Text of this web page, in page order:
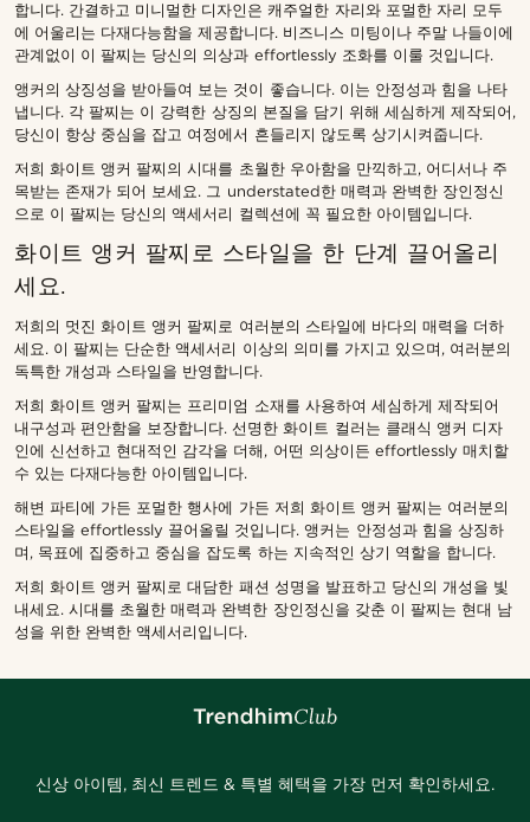
합니다. 간결하고 미니멀한 디자인은 캐주얼한 자리와 포멀한 자리 모두
에 어울리는 다재다능함을 제공합니다. 비즈니스 미팅이나 주말 나들이에
관계없이 이 팔찌는 당신의 의상과 effortlessly 조화를 이룰 것입니다.
앵커의 상징성을 받아들여 보는 것이 좋습니다. 이는 안정성과 힘을 나타
냅니다. 각 팔찌는 이 강력한 상징의 본질을 담기 위해 세심하게 제작되어,
당신이 항상 중심을 잡고 여정에서 흔들리지 않도록 상기시켜줍니다.
저희 화이트 앵커 팔찌의 시대를 초월한 우아함을 만끽하고, 어디서나 주
목받는 존재가 되어 보세요. 그 understated한 매력과 완벽한 장인정신
으로 이 팔찌는 당신의 액세서리 컬렉션에 꼭 필요한 아이템입니다.
화이트 앵커 팔찌로 스타일을 한 단계 끌어올리
세요.
저희의 멋진 화이트 앵커 팔찌로 여러분의 스타일에 바다의 매력을 더하
세요. 이 팔찌는 단순한 액세서리 이상의 의미를 가지고 있으며, 여러분의
독특한 개성과 스타일을 반영합니다.
저희 화이트 앵커 팔찌는 프리미엄 소재를 사용하여 세심하게 제작되어
내구성과 편안함을 보장합니다. 선명한 화이트 컬러는 클래식 앵커 디자
인에 신선하고 현대적인 감각을 더해, 어떤 의상이든 effortlessly 매치할
수 있는 다재다능한 아이템입니다.
해변 파티에 가든 포멀한 행사에 가든 저희 화이트 앵커 팔찌는 여러분의
스타일을 effortlessly 끌어올릴 것입니다. 앵커는 안정성과 힘을 상징하
며, 목표에 집중하고 중심을 잡도록 하는 지속적인 상기 역할을 합니다.
저희 화이트 앵커 팔찌로 대담한 패션 성명을 발표하고 당신의 개성을 빛
내세요. 시대를 초월한 매력과 완벽한 장인정신을 갖춘 이 팔찌는 현대 남
성을 위한 완벽한 액세서리입니다.
신상 아이템, 최신 트렌드 & 특별 혜택을 가장 먼저 확인하세요.